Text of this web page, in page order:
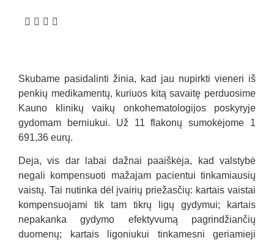
Skubame pasidalinti žinia, kad jau nupirkti vieneri iš
penkių medikamentų, kuriuos kitą savaitę perduosime
Kauno klinikų vaikų onkohematologijos poskyryje
gydomam berniukui. Už 11 flakonų sumokėjome 1
691,36 eurų.
Deja, vis dar labai dažnai paaiškėja, kad valstybė
negali kompensuoti mažajam pacientui tinkamiausių
vaistų. Tai nutinka dėl įvairių priežasčių: kartais vaistai
kompensuojami tik tam tikrų ligų gydymui; kartais
nepakanka gydymo efektyvumą pagrindžiančių
duomenų; kartais ligoniukui tinkamesni geriamieji